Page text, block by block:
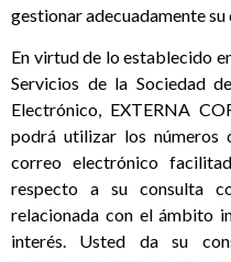
gestionar adecuadamente
En virtud de lo establecido
Servicios de la Sociedad
Electrónico, EXTERNA
podrá utilizar los números
correo electrónico
respecto a su consulta
relacionada con el ámbito
interés. Usted da su